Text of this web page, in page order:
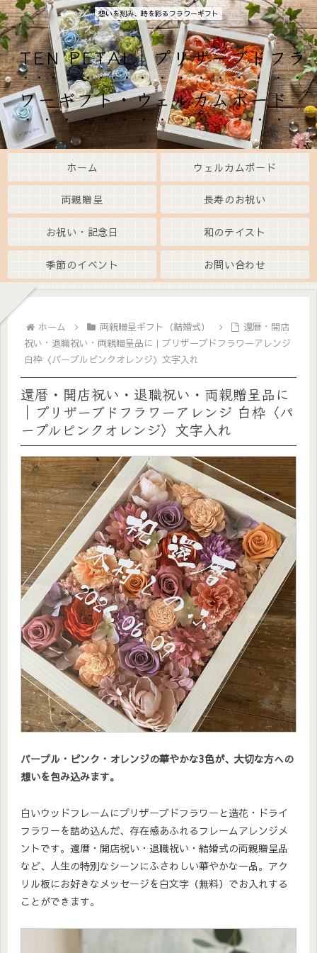
想いを刻み、時を彩るフラワーギフト
TEN PETAL｜プリザーブドフラ
ワーギフト・ウェルカムボード
ホーム ウェルカムボード
両親贈呈 長寿のお祝い
お祝い・記念日 和のテイスト
季節のイベント お問い合わせ
ホーム 両親贈呈ギフト（結婚式）
還暦・開店
祝い・退職祝い・両親贈呈品に｜プリザーブドフラワーアレンジ
白枠〈パープルピンクオレンジ〉文字入れ
還暦・開店祝い・退職祝い・両親贈呈品に
｜プリザーブドフラワーアレンジ 白枠〈パ
ープルピンクオレンジ〉文字入れ
パープル・ピンク・オレンジの華やかな3色が、大切な方への
想いを包み込みます。
白いウッドフレームにプリザーブドフラワーと造花・ドライ
フラワーを詰め込んだ、存在感あふれるフレームアレンジメ
ントです。還暦・開店祝い・退職祝い・結婚式の両親贈呈品
など、人生の特別なシーンにふさわしい華やかな一品。アク
リル板にお好きなメッセージを白文字（無料）でお入れする
ことができます。